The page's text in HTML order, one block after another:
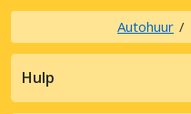
Autohuur
Hulp